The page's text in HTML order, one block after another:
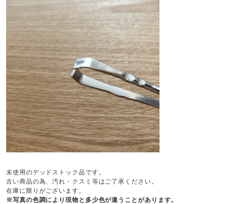
未使用のデッドストック品です。
古い商品の為、汚れ・クスミ等はご了承ください。
在庫に限りがございます。
※写真の色調により現物と多少色が違うことがあります。